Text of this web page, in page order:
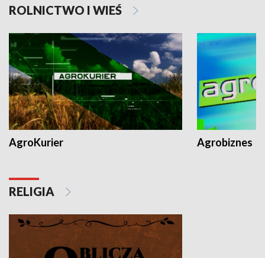
ROLNICTWO I WIEŚ
AgroKurier Agrobiznes
RELIGIA